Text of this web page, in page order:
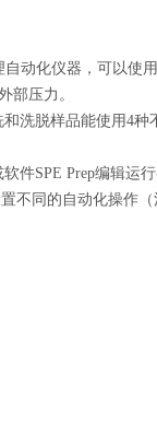
动化仪器，可以使
部压力。
洗脱样品能使用4
件SPE Prep编辑运行
不同的自动化操作（